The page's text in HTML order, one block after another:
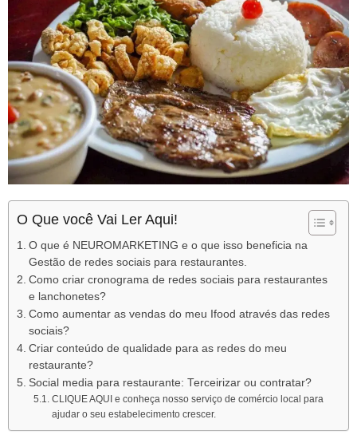
O Que você Vai Ler Aqui!
O que é NEUROMARKETING e o que isso beneficia na
Gestão de redes sociais para restaurantes.
Como criar cronograma de redes sociais para restaurantes
e lanchonetes?
Como aumentar as vendas do meu Ifood através das redes
sociais?
Criar conteúdo de qualidade para as redes do meu
restaurante?
Social media para restaurante: Terceirizar ou contratar?
CLIQUE AQUI e conheça nosso serviço de comércio local para
ajudar o seu estabelecimento crescer. ­­­­­